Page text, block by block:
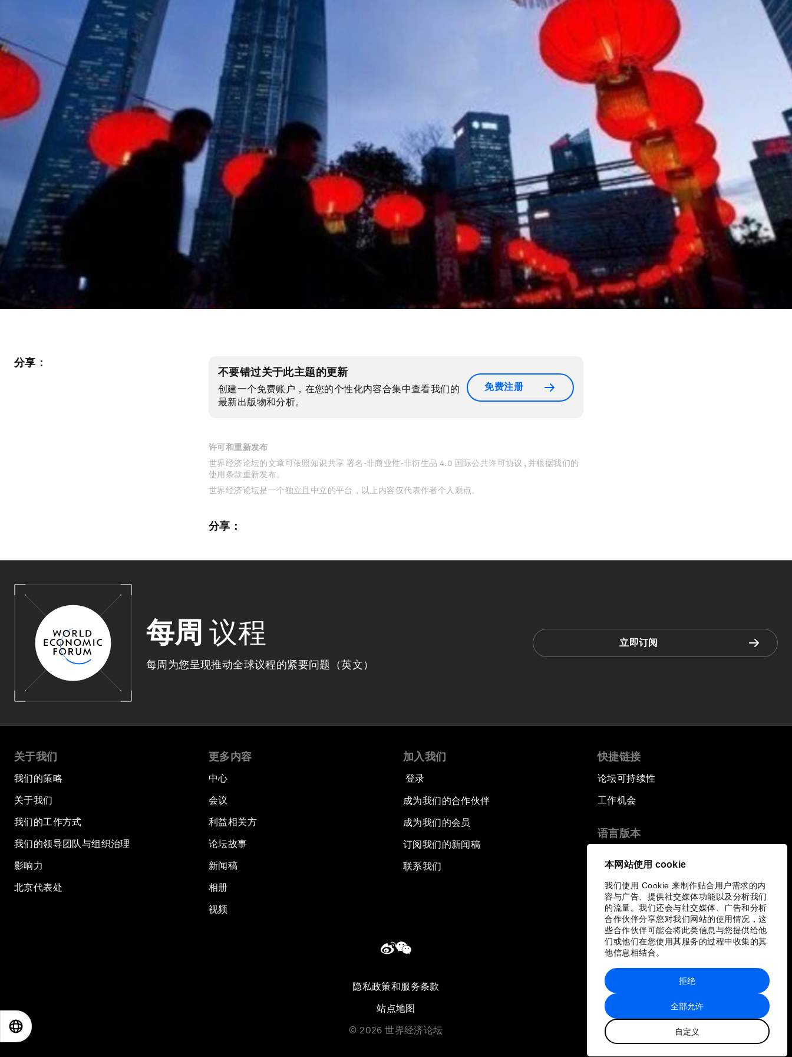
本网站使用 cookie
我们使用 Cookie 来制作贴合用户需求的内
容与广告、提供社交媒体功能以及分析我们
的流量。我们还会与社交媒体、广告和分析
合作伙伴分享您对我们网站的使用情况，这
些合作伙伴可能会将此类信息与您提供给他
们或他们在您使用其服务的过程中收集的其
他信息相结合。
全部允许
自定义
拒绝
分享：
不要错过关于此主题的更新
创建一个免费账户，在您的个性化内容合集中查看我们的
最新出版物和分析。
免费注册
许可和重新发布
世界经济论坛的文章可依照知识共享 署名-非商业性-非衍生品 4.0 国际公共许可协议 , 并根据我们的
使用条款重新发布。
世界经济论坛是一个独立且中立的平台，以上内容仅代表作者个人观点。
分享：
每周 议程
每周为您呈现推动全球议程的紧要问题（英文）
立即订阅
关于我们
我们的策略
关于我们
我们的工作方式
我们的领导团队与组织治理
影响力
北京代表处
更多内容
中心
会议
利益相关方
论坛故事
新闻稿
相册
视频
加入我们
登录
成为我们的合作伙伴
成为我们的会员
订阅我们的新闻稿
联系我们
快捷链接
论坛可持续性
工作机会
语言版本
隐私政策和服务条款
站点地图
© 2026 世界经济论坛